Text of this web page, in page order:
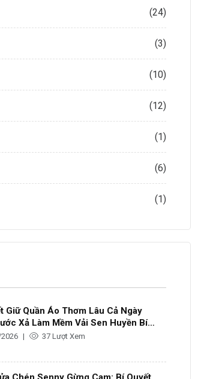
(24)
(3)
(10)
(12)
(1)
(6)
(1)
Giữ Quần Áo Thơm Lâu Cả Ngày
Xả Làm Mềm Vải Sen Huyền Bí
Hoa
| 37 Lượt Xem